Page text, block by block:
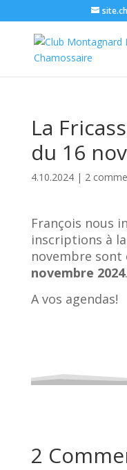
La
du 16
4.10.2024| 2
François nous
inscriptions à
novembre sont
novembre 2024.
A vos agendas!
2